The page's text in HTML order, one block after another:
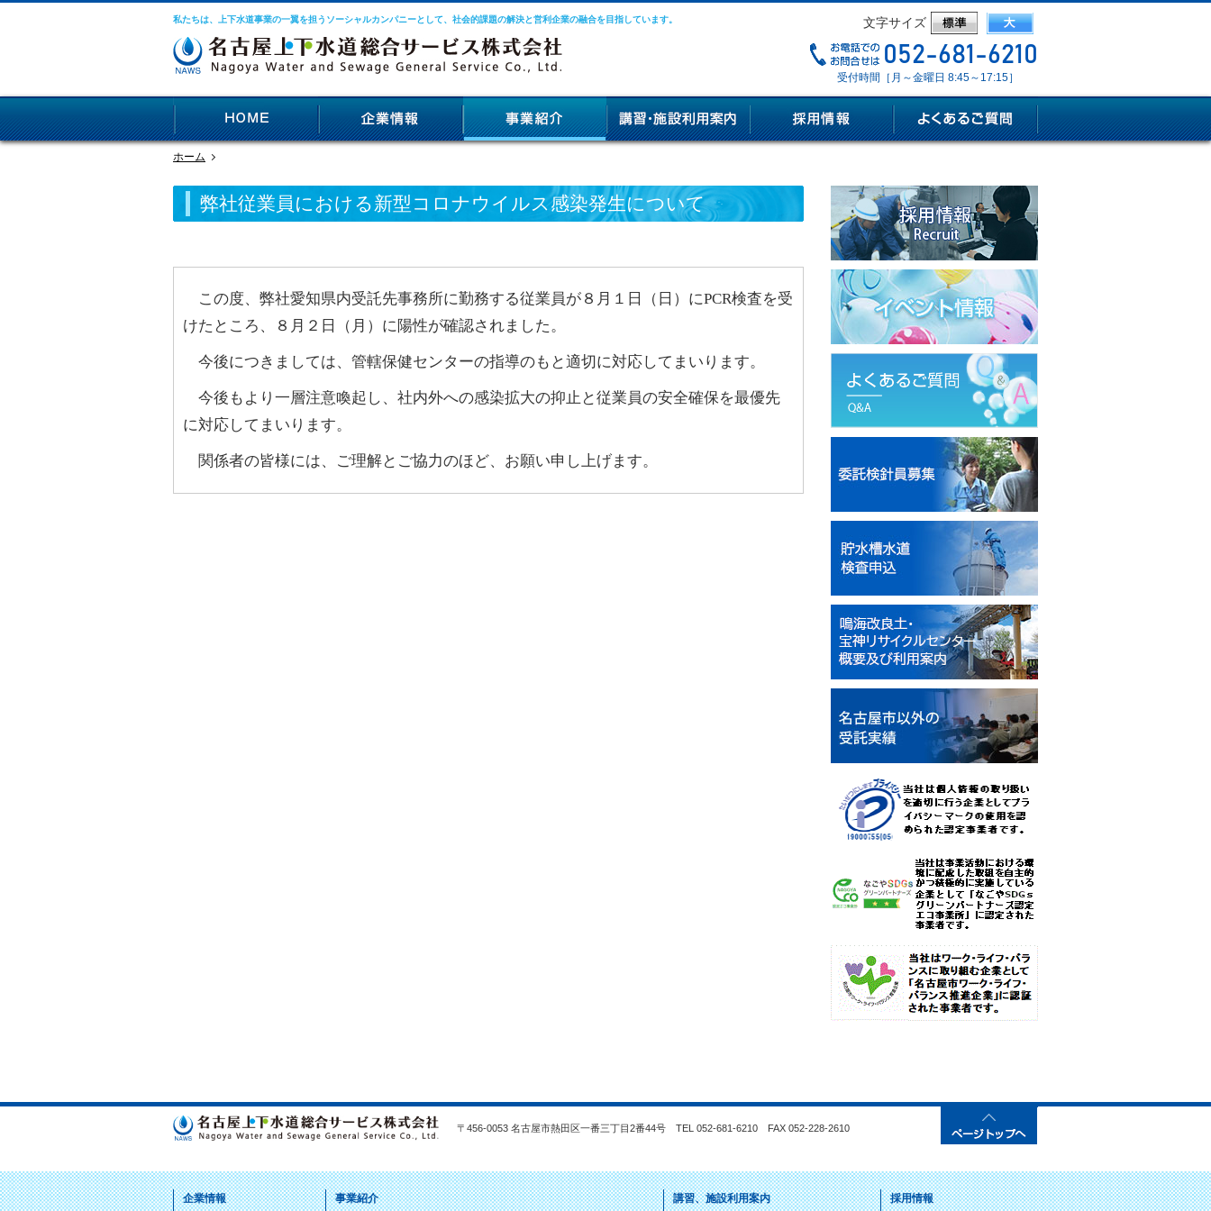
私たちは、上下水道事業の一翼を担うソーシャルカンパニーとして、社会的課題の解決と営利企業の融合を目指しています。 文字サイズ
受付時間［月～金曜日 8:45～17:15］
ホーム
弊社従業員における新型コロナウイルス感染発生について
この度、弊社愛知県内受託先事務所に勤務する従業員が８月１日（日）にPCR検査を受
けたところ、８月２日（月）に陽性が確認されました。
今後につきましては、管轄保健センターの指導のもと適切に対応してまいります。
今後もより一層注意喚起し、社内外への感染拡大の抑止と従業員の安全確保を最優先
に対応してまいります。
関係者の皆様には、ご理解とご協力のほど、お願い申し上げます。
〒456-0053 名古屋市熱田区一番三丁目2番44号 TEL 052-681-6210 FAX 052-228-2610
企業情報 事業紹介 講習、施設利用案内 採用情報